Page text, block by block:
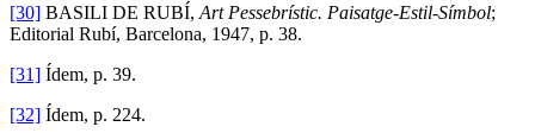
[30] BASILI DE RUBÍ, Art Pessebrístic. Paisatge-Estil-Símbol;
Editorial Rubí, Barcelona, 1947, p. 38.
[31] Ídem, p. 39.
[32] Ídem, p. 224.